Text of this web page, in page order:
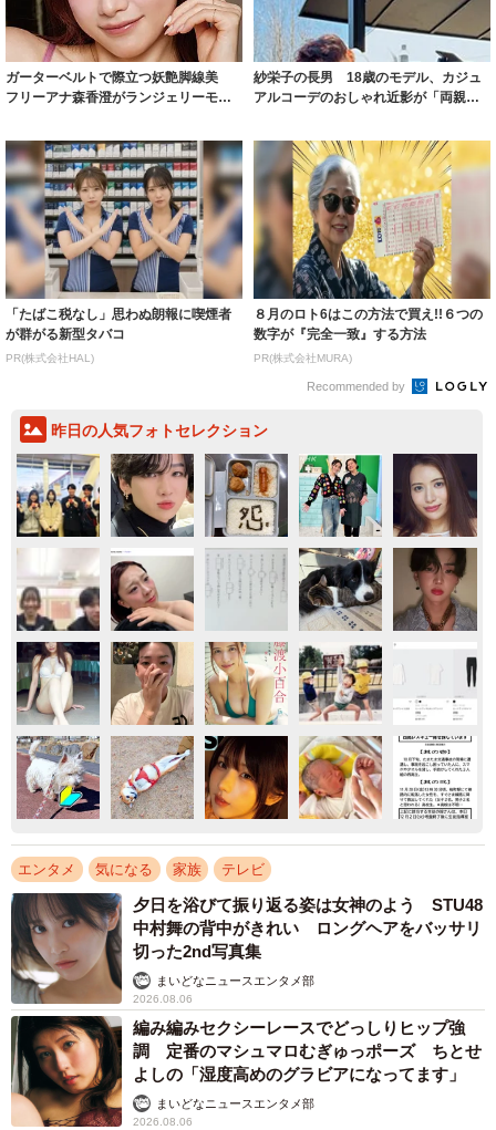
ガーターベルトで際立つ妖艶脚線美
フリーアナ森香澄がランジェリーモデ
紗栄子の長男 18歳のモデル、カジュ
アルコーデのおしゃれ近影が「両親の
「たばこ税なし」思わぬ朗報に喫煙者
が群がる新型タバコ
PR(株式会社HAL)
８月のロト6はこの方法で買え!!６つの
数字が『完全一致』する方法
PR(株式会社MURA)
Recommended by
昨日の人気フォトセレクション
エンタメ 気になる 家族 テレビ
夕日を浴びて振り返る姿は女神のよう STU48
中村舞の背中がきれい ロングヘアをバッサリ
切った2nd写真集
まいどなニュースエンタメ部
2026.08.06
編み編みセクシーレースでどっしりヒップ強
調 定番のマシュマロむぎゅっポーズ ちとせ
よしの「湿度高めのグラビアになってます」
まいどなニュースエンタメ部
2026.08.06